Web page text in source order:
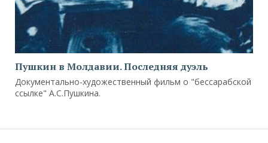
Пушкин в Молдавии. Последняя дуэль
Документально-художественный фильм о "бессарабской
ссылке" А.С.Пушкина.